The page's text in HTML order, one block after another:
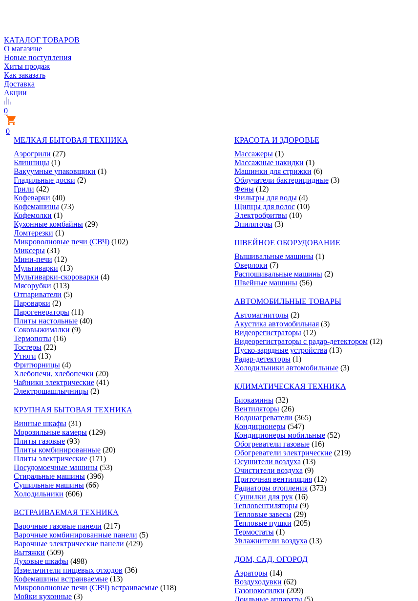
КАТАЛОГ ТОВАРОВ
О магазине
Новые поступления
Хиты продаж
Как заказать
Доставка
Акции
0
0
МЕЛКАЯ БЫТОВАЯ ТЕХНИКА
Аэрогрили (27)
Блинницы (1)
Вакуумные упаковщики (1)
Гладильные доски (2)
Грили (42)
Кофеварки (40)
Кофемашины (73)
Кофемолки (1)
Кухонные комбайны (29)
Ломтерезки (1)
Микроволновые печи (СВЧ) (102)
Миксеры (31)
Мини-печи (12)
Мультиварки (13)
Мультиварки-скороварки (4)
Мясорубки (113)
Отпариватели (5)
Пароварки (2)
Парогенераторы (11)
Плиты настольные (40)
Соковыжималки (9)
Термопоты (16)
Тостеры (22)
Утюги (13)
Фритюрницы (4)
Хлебопечи, хлебопечки (20)
Чайники электрические (41)
Электрошашлычницы (2)
КРУПНАЯ БЫТОВАЯ ТЕХНИКА
Винные шкафы (31)
Морозильные камеры (129)
Плиты газовые (93)
Плиты комбинированные (20)
Плиты электрические (171)
Посудомоечные машины (53)
Стиральные машины (396)
Сушильные машины (66)
Холодильники (606)
ВСТРАИВАЕМАЯ ТЕХНИКА
Варочные газовые панели (217)
Варочные комбинированные панели (5)
Варочные электрические панели (429)
Вытяжки (509)
Духовые шкафы (498)
Измельчители пищевых отходов (36)
Кофемашины встраиваемые (13)
Микроволновые печи (СВЧ) встраиваемые (118)
Мойки кухонные (3)
КРАСОТА И ЗДОРОВЬЕ
Массажеры (1)
Массажные накидки (1)
Машинки для стрижки (6)
Облучатели бактерицидные (3)
Фены (12)
Фильтры для воды (4)
Щипцы для волос (10)
Электробритвы (10)
Эпиляторы (3)
ШВЕЙНОЕ ОБОРУДОВАНИЕ
Вышивальные машины (1)
Оверлоки (7)
Распошивальные машины (2)
Швейные машины (56)
АВТОМОБИЛЬНЫЕ ТОВАРЫ
Автомагнитолы (2)
Акустика автомобильная (3)
Видеорегистраторы (12)
Видеорегистраторы с радар-детектором (12)
Пуско-зарядные устройства (13)
Радар-детекторы (1)
Холодильники автомобильные (3)
КЛИМАТИЧЕСКАЯ ТЕХНИКА
Биокамины (32)
Вентиляторы (26)
Водонагреватели (365)
Кондиционеры (547)
Кондиционеры мобильные (52)
Обогреватели газовые (16)
Обогреватели электрические (219)
Осушители воздуха (13)
Очистители воздуха (9)
Приточная вентиляция (12)
Радиаторы отопления (373)
Сушилки для рук (16)
Тепловентиляторы (9)
Тепловые завесы (29)
Тепловые пушки (205)
Термостаты (1)
Увлажнители воздуха (13)
ДОМ, САД, ОГОРОД
Аэраторы (14)
Воздуходувки (62)
Газонокосилки (209)
Доильные аппараты (5)